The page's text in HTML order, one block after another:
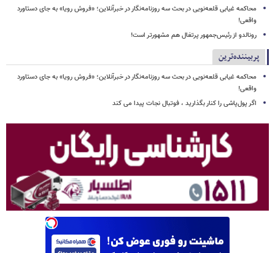
محاکمه غیابی قلعه‌نویی در بحث سه روزنامه‌نگار در خبرآنلاین؛ «فروش رویا» به جای دستاورد
واقعی!
رونالدو از رئیس‌جمهور پرتغال هم مشهورتر است!
پربیننده‌ترین
محاکمه غیابی قلعه‌نویی در بحث سه روزنامه‌نگار در خبرآنلاین؛ «فروش رویا» به جای دستاورد
واقعی!
اگر پول‌پاشی را کنار بگذارید ، فوتبال نجات پیدا می کند